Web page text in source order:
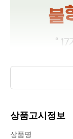
상품고시정보
상품명